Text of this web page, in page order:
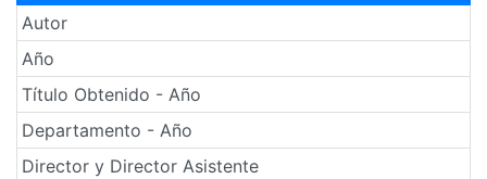
Autor
Año
Título Obtenido - Año
Departamento - Año
Director y Director Asistente